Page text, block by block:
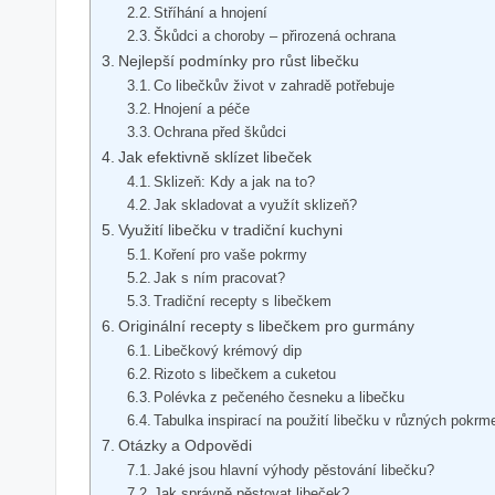
Stříhání a hnojení
Škůdci a choroby – přirozená ochrana
Nejlepší podmínky pro růst libečku
Co libečkův život v zahradě potřebuje
Hnojení a péče
Ochrana před škůdci
Jak efektivně sklízet libeček
Sklizeň: Kdy a jak na to?
Jak skladovat a využít sklizeň?
Využití libečku v tradiční kuchyni
Koření pro vaše pokrmy
Jak s ním pracovat?
Tradiční recepty s libečkem
Originální recepty s libečkem pro gurmány
Libečkový krémový dip
Rizoto s libečkem a cuketou
Polévka z pečeného česneku a libečku
Tabulka inspirací na použití libečku v různých
Otázky a Odpovědi
Jaké jsou hlavní výhody pěstování libečku?